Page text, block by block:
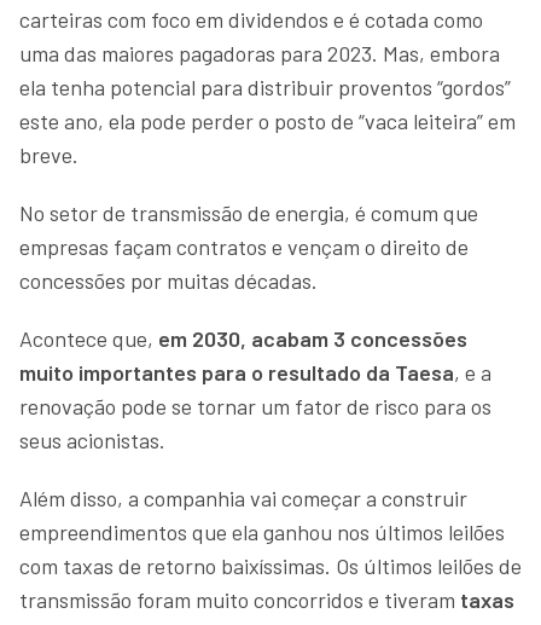
carteiras com foco em dividendos e é cotada como
uma das maiores pagadoras para 2023. Mas, embora
ela tenha potencial para distribuir proventos “gordos”
este ano, ela pode perder o posto de “vaca leiteira” em
breve.
No setor de transmissão de energia, é comum que
empresas façam contratos e vençam o direito de
concessões por muitas décadas.
Acontece que, em 2030, acabam 3 concessões
muito importantes para o resultado da Taesa, e a
renovação pode se tornar um fator de risco para os
seus acionistas.
Além disso, a companhia vai começar a construir
empreendimentos que ela ganhou nos últimos leilões
com taxas de retorno baixíssimas. Os últimos leilões de
transmissão foram muito concorridos e tiveram taxas